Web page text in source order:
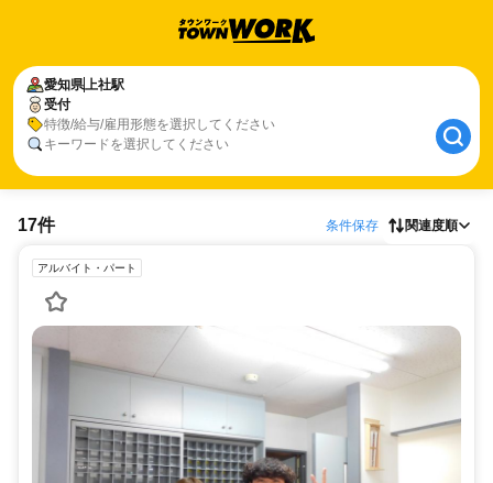
愛知県上社駅
受付
特徴/給与/雇用形態を選択してください
キーワードを選択してください
17件 条件保存 関連度順
アルバイト・パート